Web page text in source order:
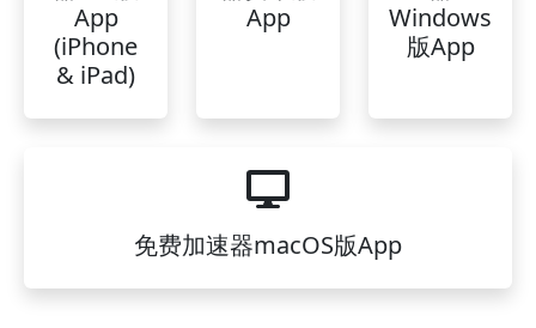
App
(iPhone
& iPad)
App
Windows
版App
免费加速器macOS版App